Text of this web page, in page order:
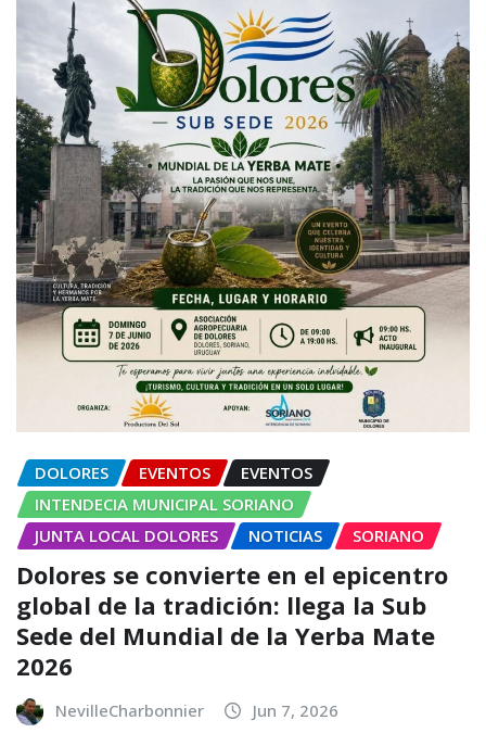
DOLORES EVENTOS
EVENTOS
INTENDECIA MUNICIPAL SORIANO
JUNTA LOCAL DOLORES
NOTICIAS SORIANO
Dolores se convierte en el epicentro
global de la tradición: llega la Sub
Sede del Mundial de la Yerba Mate
2026
NevilleCharbonnier Jun 7, 2026